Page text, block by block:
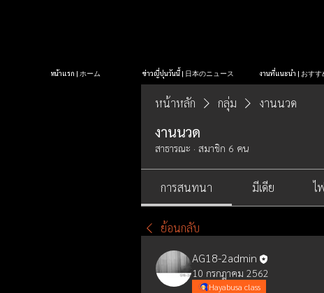
หน้าแรก | ホーム ข่าวญี่ปุ่นวันนี้ | 日本のニュース งานที่แนะนำ | おすす
หน้าหลัก กลุ่ม งานนวด
งานนวด
สาธารณะ · สมาชิก 6 คน
การสนทนา มีเดีย ไ
ย้อนกลับ
AG18-2admin
10 กรกฎาคม 2562
Hayabusa class